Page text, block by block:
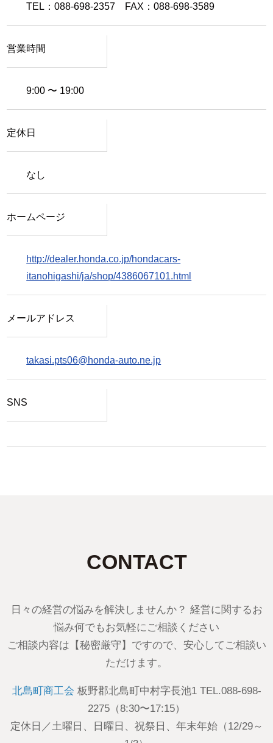
TEL：088-698-2357 FAX：088-698-3589
営業時間
9:00 〜 19:00
定休日
なし
ホームページ
http://dealer.honda.co.jp/hondacars-
itanohigashi/ja/shop/4386067101.html
メールアドレス
takasi.pts06@honda-auto.ne.jp
SNS
CONTACT
日々の経営の悩みを解決しませんか？ 経営に関するお
悩み何でもお気軽にご相談ください
ご相談内容は【秘密厳守】ですので、安心してご相談い
ただけます。
北島町商工会 板野郡北島町中村字長池1 TEL.088-698-
2275（8:30〜17:15）
定休日／土曜日、日曜日、祝祭日、年末年始（12/29～